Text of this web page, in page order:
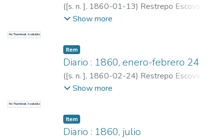
No Thumbnail Available
([s. n. ], 1860-01-13) Restrepo Escovar,
Pedro Antonio, 1815-1899
Show more
No Thumbnail Available
Item
Diario : 1860, enero-febrero 24
([s. n. ], 1860-02-24) Restrepo Escovar,
Pedro Antonio, 1815-1899
Show more
Item
Diario : 1860, julio